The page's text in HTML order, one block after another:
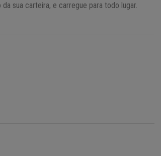
sua carteira, e carregue para todo lugar.